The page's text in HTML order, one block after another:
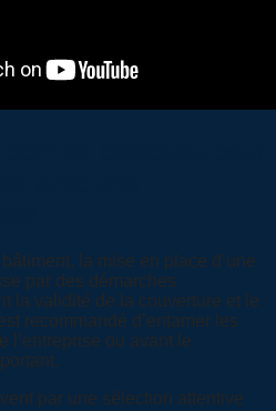
la mise en place d’une
par des démarches
la validité de la couverture et le
recommandé d’entamer les
l’entreprise ou avant le
par une sélection attentive